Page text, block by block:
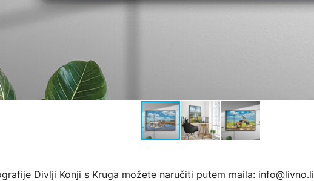
Divlji Konji s Kruga možete naručiti putem maila: info@livno.li